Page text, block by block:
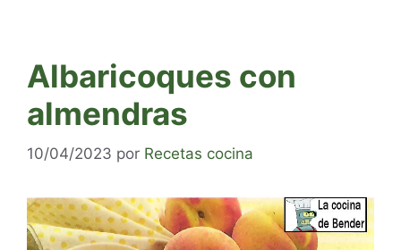
Albaricoques con
almendras
10/04/2023 por Recetas cocina